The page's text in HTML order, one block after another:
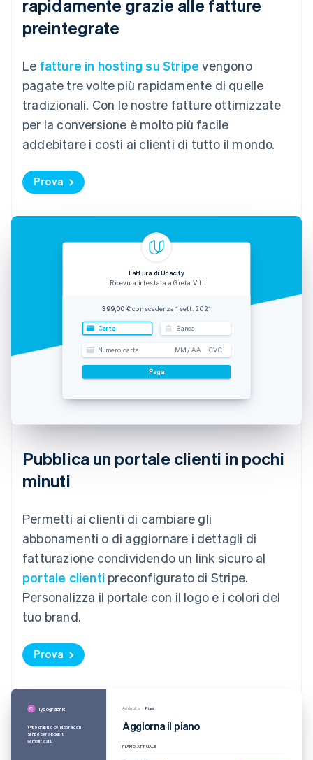
rapidamente grazie alle fatture
preintegrate
Le fatture in hosting su Stripe vengono
pagate tre volte più rapidamente di quelle
tradizionali. Con le nostre fatture ottimizzate
per la conversione è molto più facile
addebitare i costi ai clienti di tutto il mondo.
Prova
Fattura di Udacity
Ricevuta intestata a Greta Viti
399,00 €con scadenza 1 sett. 2021
Carta Banca
Numero carta MM / AA CVC
Paga
Pubblica un portale clienti in pochi
minuti
Permetti ai clienti di cambiare gli
abbonamenti o di aggiornare i dettagli di
fatturazione condividendo un link sicuro al
portale clienti preconfigurato di Stripe.
Personalizza il portale con il logo e i colori del
tuo brand.
Prova
Typographic
Typographic collabora con
Stripe per addebiti
semplificati.
Addebito Piani
Aggiorna il piano
PIANO ATTUALE